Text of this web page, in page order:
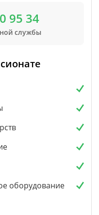
95 34
службы
оборудование